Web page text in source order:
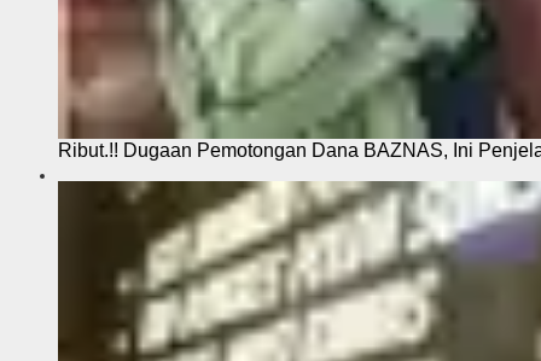
Ribut.!! Dugaan Pemotongan Dana BAZNAS, Ini